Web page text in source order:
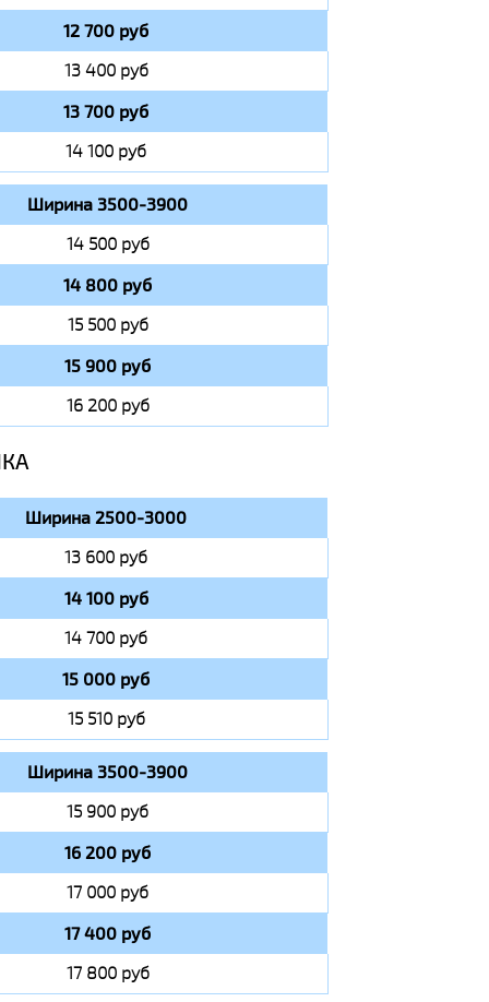
12 700 руб
13 400 руб
13 700 руб
14 100 руб
Ширина 3500-3900
14 500 руб
14 800 руб
15 500 руб
15 900 руб
16 200 руб
Ширина 2500-3000
13 600 руб
14 100 руб
14 700 руб
15 000 руб
15 510 руб
Ширина 3500-3900
15 900 руб
16 200 руб
17 000 руб
17 400 руб
17 800 руб